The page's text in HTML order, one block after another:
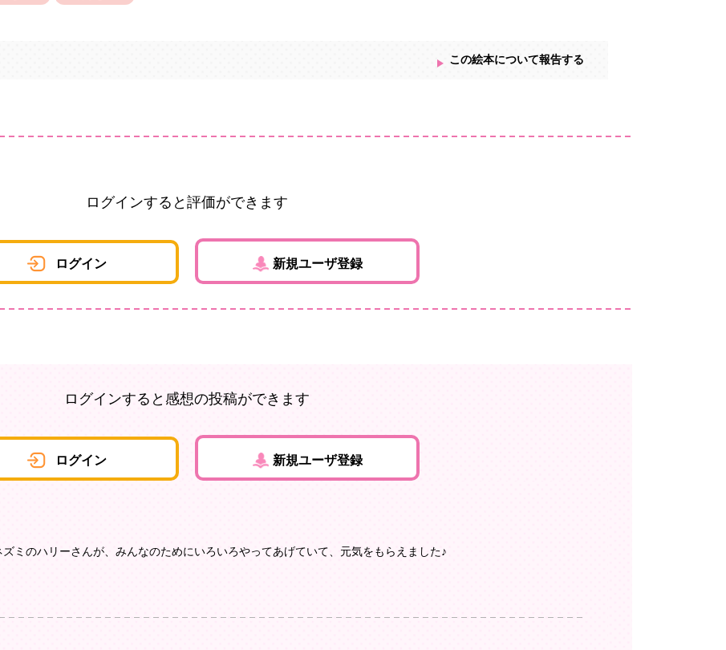
この絵本について報告する
ログインすると評価ができます
ログイン 新規ユーザ登録
ログインすると感想の投稿ができます
ログイン 新規ユーザ登録
ミのハリーさんが、みんなのためにいろいろやってあげていて、元気をもらえました♪